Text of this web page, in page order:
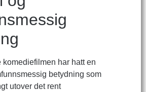
komediefilmen har hatt en
betydning som
utover det rent